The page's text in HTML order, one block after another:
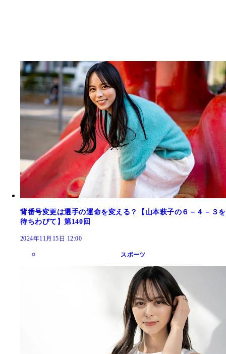
背番号変更は選手の運命を変える？【山本萩子の６－４－３を
待ちわびて】第140回
2024年11月15日 12:00
スポーツ